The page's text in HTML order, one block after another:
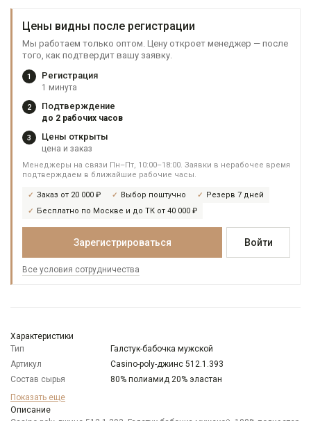
Цены видны после регистрации
Мы работаем только оптом. Цену откроет менеджер — после
того, как подтвердит вашу заявку.
1 Регистрация
1 минута
2 Подтверждение
до 2 рабочих часов
3 Цены открыты
цена и заказ
Менеджеры на связи Пн–Пт, 10:00–18:00. Заявки в нерабочее время
подтверждаем в ближайшие рабочие часы.
Заказ от 20 000 ₽ Выбор поштучно
Резерв 7 дней
Бесплатно по Москве и до ТК от 40 000 ₽
Зарегистрироваться Войти
Все условия сотрудничества
Характеристики
Тип
Галстук-бабочка мужской
Артикул
Casino-poly-джинс 512.1.393
Состав сырья
80% полиамид 20% эластан
Бренд
Модель
Показать еще
Описание